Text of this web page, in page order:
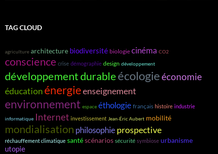
TAG CLOUD
agriculture architecture biodiversité biologie cinéma CO2
conscience crise démographie design développement
développement durableécologieéconomie
éducationénergieenseignement
environnement espace éthologie français histoire industrie
informatique Internet investissement Jean-Éric Aubert mobilité
mondialisation philosophieprospective
réchauffement climatique santéscénarios sécurité symbiose urbanisme
utopie